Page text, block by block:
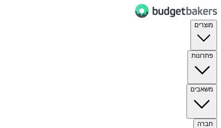
מוצרים
פתרונות
משאבים
חברה